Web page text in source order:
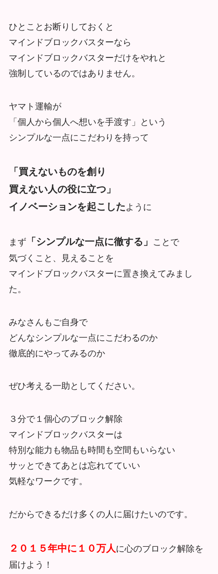
ひとことお断りしておくと
マインドブロックバスターなら
マインドブロックバスターだけをやれと
強制しているのではありません。
ヤマト運輸が
「個人から個人へ想いを手渡す」という
シンプルな一点にこだわりを持って
「買えないものを創り
買えない人の役に立つ」
イノベーションを起こしたように
まず「シンプルな一点に徹する」
ことで
気づくこと、見えることを
マインドブロックバスターに置き換えてみまし
た。
みなさんもご自身で
どんなシンプルな一点にこだわるのか
徹底的にやってみるのか
ぜひ考える一助としてください。
３分で１個心のブロック解除
マインドブロックバスターは
特別な能力も物品も時間も空間もいらない
サッとできてあとは忘れてていい
気軽なワークです。
だからできるだけ多くの人に届けたいのです。
２０１５年中に１０万人 に心のブロック解除を
届けよう！